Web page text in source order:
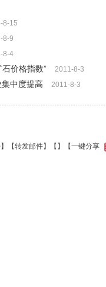
8-15
8-9
8-4
价格指数” 2011-8-3
中度提高 2011-8-3
】【转发邮件】【 】 【一键分享